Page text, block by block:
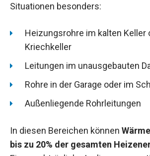
Situationen besonders:
Heizungsrohre im kalten Keller
Kriechkeller
Leitungen im unausgebauten
Rohre in der Garage oder im
Außenliegende Rohrleitungen
In diesen Bereichen können
bis zu 20% der gesamten